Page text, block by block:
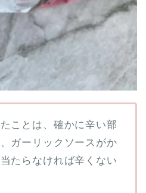
ことは、確かに辛い部
ガーリックソースがか
たらなければ辛くない